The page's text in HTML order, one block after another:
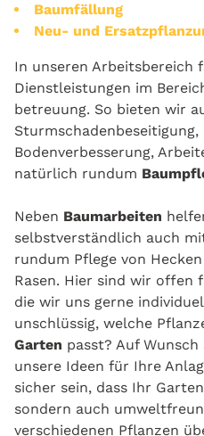
Baumfällung
Neu- und
In unseren Arbeitsbereich
Dienstleistungen im
betreuung. So bieten wir
Bodenverbesserung,
natürlich rundum
Neben Baumarbeiten
selbstverständlich auch
rundum Pflege von
Rasen. Hier sind wir offen
die wir uns gerne
unschlüssig, welche
Garten passt? Auf
unsere Ideen für Ihre
sicher sein, dass Ihr
sondern auch
verschiedenen Pflanzen